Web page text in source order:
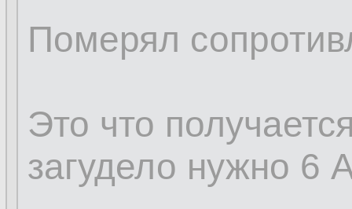
Померял
Это что
загудело нужно 6